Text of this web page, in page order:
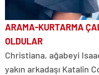
ARAMA-KURTARMA
OLDULAR
Christiana, ağabeyi
yakın arkadaşı Katalin